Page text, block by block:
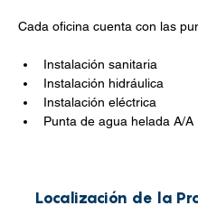
Cada oficina cuenta con las
Instalación sanitaria
Instalación hidráulica
Instalación eléctrica
Punta de agua helada A/A
Localización de la